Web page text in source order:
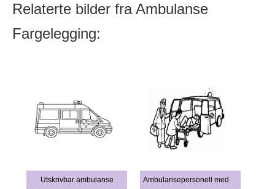
Relaterte bilder fra Ambulanse
Fargelegging:
Utskrivbar ambulanse Ambulansepersonell med ambulanse